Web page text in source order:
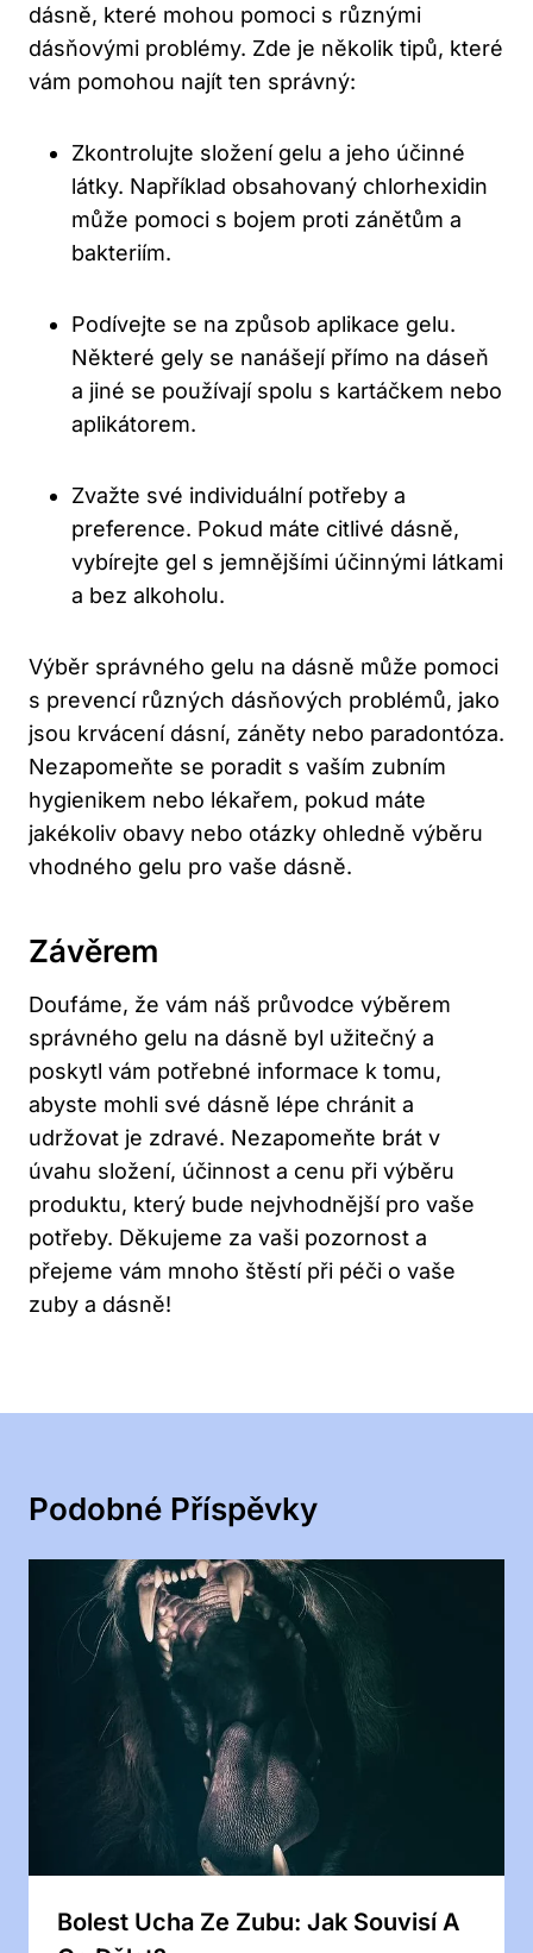
dásně, které mohou pomoci s různými
dásňovými problémy. Zde je několik tipů, které
vám pomohou najít ten správný:
Zkontrolujte složení gelu a jeho účinné
látky. Například obsahovaný chlorhexidin
může pomoci s bojem proti zánětům a
bakteriím.
Podívejte se na způsob aplikace gelu.
Některé gely se nanášejí přímo na dáseň
a jiné se používají spolu s kartáčkem nebo
aplikátorem.
Zvažte své individuální potřeby a
preference. Pokud máte citlivé dásně,
vybírejte gel s jemnějšími účinnými látkami
a bez alkoholu.
Výběr správného gelu na dásně může pomoci
s prevencí různých dásňových problémů, jako
jsou krvácení dásní, záněty nebo paradontóza.
Nezapomeňte se poradit s vaším zubním
hygienikem nebo lékařem, pokud máte
jakékoliv obavy nebo otázky ohledně výběru
vhodného gelu pro vaše dásně.
Závěrem
Doufáme, že vám náš průvodce výběrem
správného gelu na dásně byl užitečný a
poskytl vám potřebné informace k tomu,
abyste mohli své dásně lépe chránit a
udržovat je zdravé. Nezapomeňte brát v
úvahu složení, účinnost a cenu při výběru
produktu, který bude nejvhodnější pro vaše
potřeby. Děkujeme za vaši pozornost a
přejeme vám mnoho štěstí při péči o vaše
zuby a dásně!
Podobné Příspěvky
Bolest Ucha Ze Zubu: Jak Souvisí A